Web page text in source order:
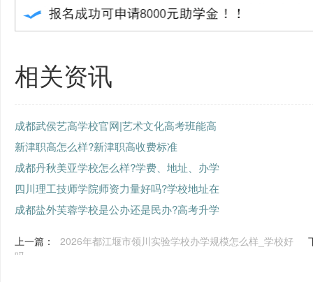
相关资讯
成都武侯艺高学校官网|艺术文化高考班能高
新津职高怎么样?新津职高收费标准
成都丹秋美亚学校怎么样?学费、地址、办学
四川理工技师学院师资力量好吗?学校地址在
成都盐外芙蓉学校是公办还是民办?高考升学
上一篇：
2026年都江堰市领川实验学校办学规模怎么样_学校好
吗